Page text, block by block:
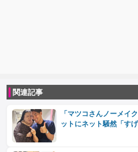
関連記事
「マツコさんノーメイ
ットにネット騒然「す